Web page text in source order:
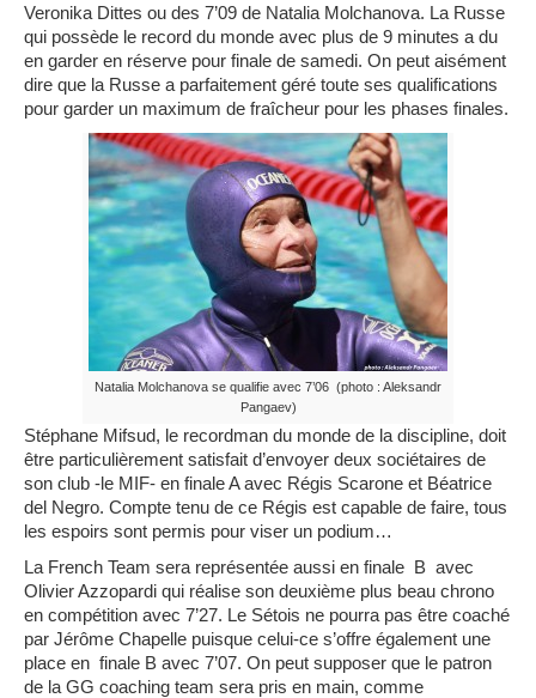
Veronika Dittes ou des 7’09 de Natalia Molchanova. La Russe
qui possède le record du monde avec plus de 9 minutes a du
en garder en réserve pour finale de samedi. On peut aisément
dire que la Russe a parfaitement géré toute ses qualifications
pour garder un maximum de fraîcheur pour les phases finales.
Natalia Molchanova se qualifie avec 7’06 (photo : Aleksandr
Pangaev)
Stéphane Mifsud, le recordman du monde de la discipline, doit
être particulièrement satisfait d’envoyer deux sociétaires de
son club -le MIF- en finale A avec Régis Scarone et Béatrice
del Negro. Compte tenu de ce Régis est capable de faire, tous
les espoirs sont permis pour viser un podium…
La French Team sera représentée aussi en finale B avec
Olivier Azzopardi qui réalise son deuxième plus beau chrono
en compétition avec 7’27. Le Sétois ne pourra pas être coaché
par Jérôme Chapelle puisque celui-ce s’offre également une
place en finale B avec 7’07. On peut supposer que le patron
de la GG coaching team sera pris en main, comme